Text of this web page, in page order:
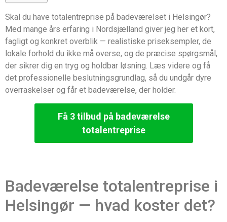
Skal du have totalentreprise på badeværelset i Helsingør?
Med mange års erfaring i Nordsjælland giver jeg her et kort,
fagligt og konkret overblik — realistiske priseksempler, de
lokale forhold du ikke må overse, og de præcise spørgsmål,
der sikrer dig en tryg og holdbar løsning. Læs videre og få
det professionelle beslutningsgrundlag, så du undgår dyre
overraskelser og får et badeværelse, der holder.
Få 3 tilbud på badeværelse
totalentreprise
Badeværelse totalentreprise i
Helsingør — hvad koster det?